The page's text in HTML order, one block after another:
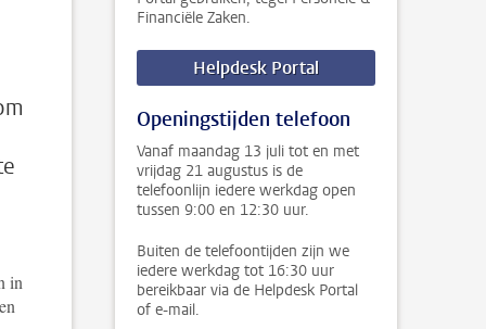
in
Financiële Zaken.
Helpdesk Portal
Openingstijden telefoon
Vanaf maandag 13 juli tot en met
vrijdag 21 augustus is de
telefoonlijn iedere werkdag open
tussen 9:00 en 12:30 uur.
Buiten de telefoontijden zijn we
iedere werkdag tot 16:30 uur
bereikbaar via de Helpdesk Portal
of e-mail.